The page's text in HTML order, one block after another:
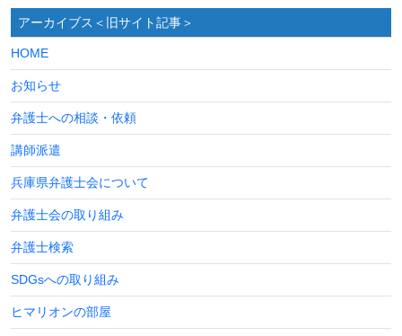
アーカイブス＜旧サイト記事＞
HOME
お知らせ
弁護士への相談・依頼
講師派遣
兵庫県弁護士会について
弁護士会の取り組み
弁護士検索
SDGsへの取り組み
ヒマリオンの部屋